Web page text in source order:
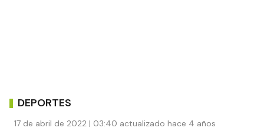
DEPORTES
17 de abril de 2022 | 03:40 actualizado hace 4 años